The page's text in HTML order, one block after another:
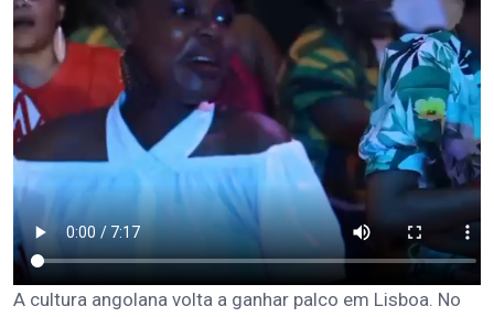
A cultura angolana volta a ganhar palco em Lisboa. No